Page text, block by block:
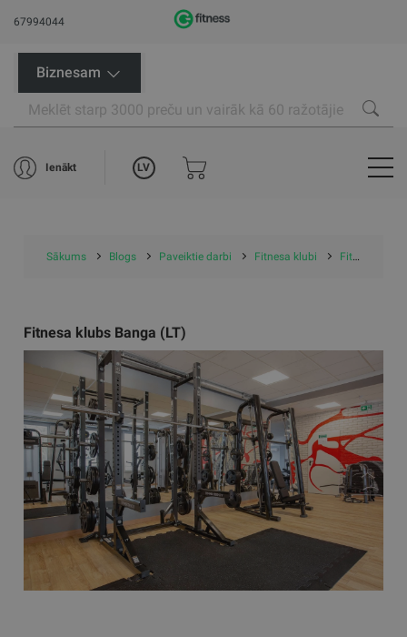
67994044
Biznesam
Ienākt LV
Sākums Blogs Paveiktie darbi Fitnesa klubi Fitnesa klubs Banga (LT)
Fitnesa klubs Banga (LT)